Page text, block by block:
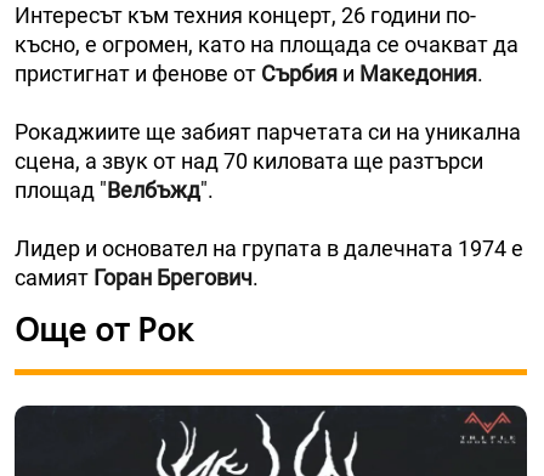
Интересът към техния концерт, 26 години по-
късно, е огромен, като на площада се очакват да
пристигнат и фенове от Сърбия и Македония.
Рокаджиите ще забият парчетата си на уникална
сцена, а звук от над 70 киловата ще разтърси
площад "Велбъжд".
Лидер и основател на групата в далечната 1974 е
самият Горан Брегович.
Още от Рок